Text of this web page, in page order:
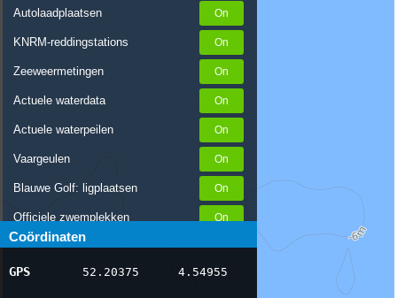
Autolaadplaatsen
KNRM-reddingstations
Zeeweermetingen
Actuele waterdata
Actuele waterpeilen
Vaargeulen
Blauwe Golf: ligplaatsen
Officiele zwemplekken
Stremmingen/hinder
AIS scheepsposities
Coördinaten
GPS 52.20375 4.54955